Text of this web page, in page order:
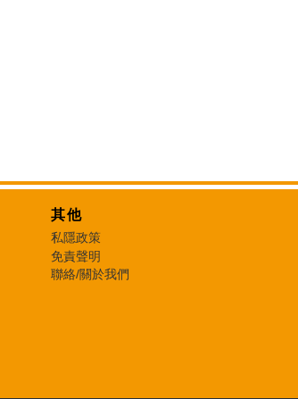
其他
私隱政策
免責聲明
聯絡/關於我們